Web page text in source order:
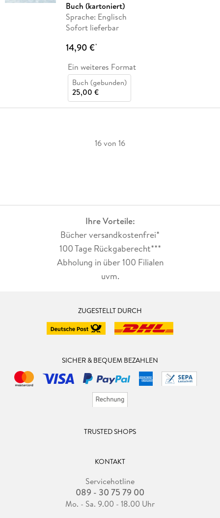
Buch (kartoniert)
Sprache: Englisch
Sofort lieferbar
14,90 €*
Ein weiteres Format
Buch (gebunden)
25,00 €
16 von 16
Ihre Vorteile:
Bücher versandkostenfrei*
100 Tage Rückgaberecht***
Abholung in über 100 Filialen
uvm.
ZUGESTELLT DURCH
SICHER & BEQUEM BEZAHLEN
TRUSTED SHOPS
KONTAKT
Servicehotline
089 - 30 75 79 00
Mo. - Sa. 9.00 - 18.00 Uhr